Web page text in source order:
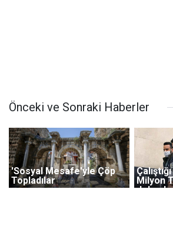
Önceki ve Sonraki Haberler
'Sosyal Mesafe'yle Çöp
Topladılar
Milyon